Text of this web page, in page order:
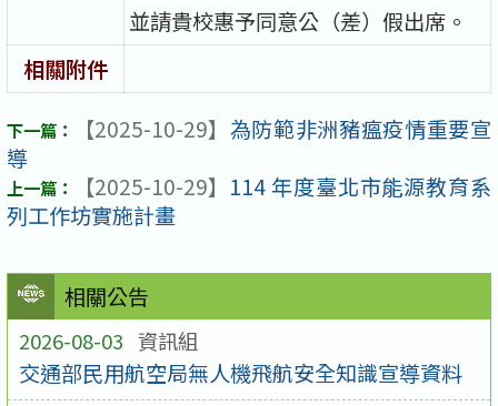
相關公告
2026-08-03 資訊組
交通部民用航空局無人機飛航安全知識宣導資料
並請貴校惠予同意公（差）假出席。​
相關附件
【2025-10-29】 為防範非洲豬瘟疫情重要宣
導
【2025-10-29】 114 年度臺北市能源教育系
列工作坊實施計畫